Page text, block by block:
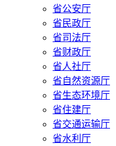
省公安厅
省民政厅
省司法厅
省财政厅
省人社厅
省自然资源厅
省生态环境厅
省住建厅
省交通运输厅
省水利厅